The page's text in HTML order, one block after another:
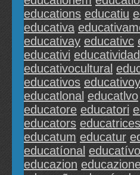
educations educatiu
educativa
educativay educativc
educativi educatividad
educativocultural
educativos educativoy
educatlonal educatlvo
educatore educatori
educators educatrices
educatum educatur
educatíonal educatívo
educazion